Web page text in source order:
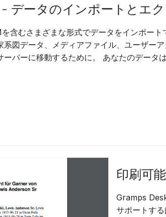
データのインポートとエク
含むさまざまな形式でデータをインポー
図データ、メディアファイル、ユーザー
バーに移動するために。 あなたのデータ
印刷可
Gramps
サポートす